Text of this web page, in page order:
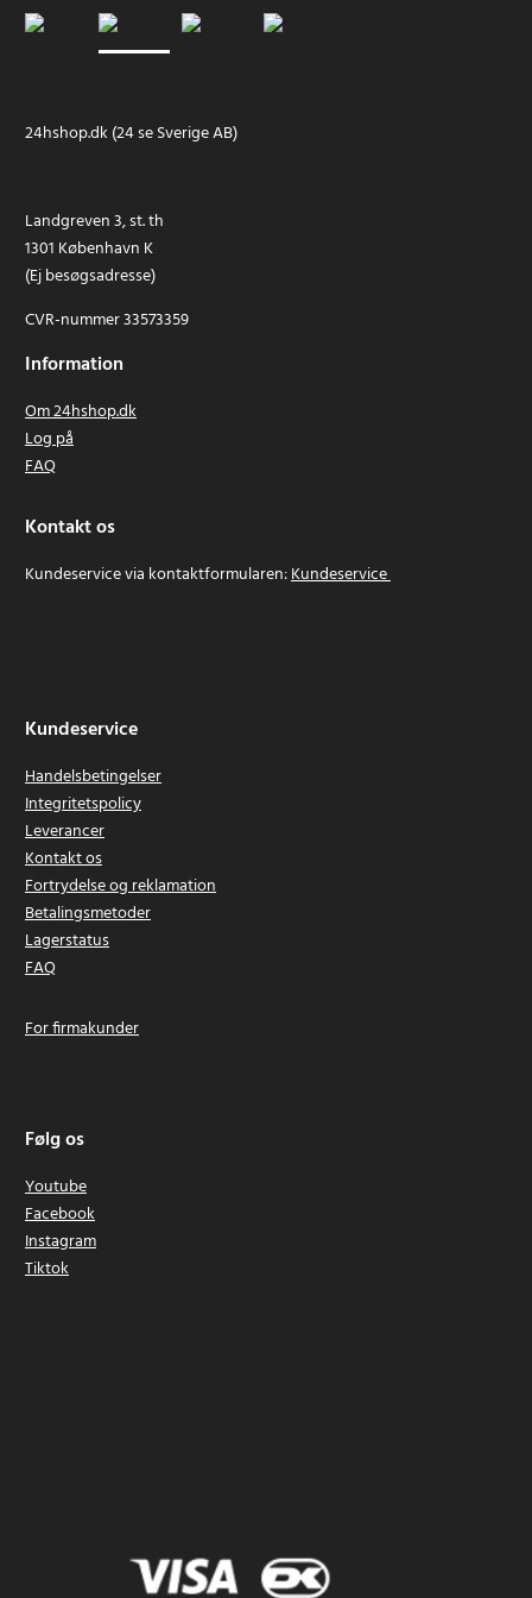
24hshop.dk (24 se Sverige AB)
Landgreven 3, st. th
1301 København K
(Ej besøgsadresse)
CVR-nummer 33573359
Information
Om 24hshop.dk
Log på
FAQ
Kontakt os
Kundeservice via kontaktformularen:Kundeservice
Kundeservice
Handelsbetingelser
Integritetspolicy
Leverancer
Kontakt os
Fortrydelse og reklamation
Betalingsmetoder
Lagerstatus
FAQ
For firmakunder
Følg os
Youtube
Facebook
Instagram
Tiktok